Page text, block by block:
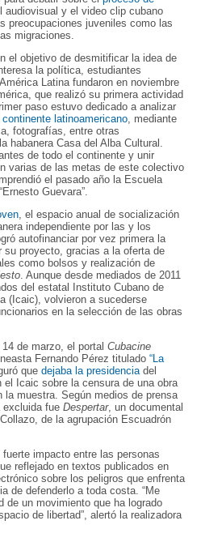
audiovisual y el video clip cubano
preocupaciones juveniles como las
migraciones.
el objetivo de desmitificar la idea de
la política, estudiantes
Latina fundaron en noviembre
que realizó su primera actividad
paso estuvo dedicado a analizar
latinoamericano , mediante
fotografías, entre otras
habanera Casa del Alba Cultural.
de todo el continente y unir
varias de las metas de este colectivo
el pasado año la Escuela
Guevara”.
, el espacio anual de socialización
independiente por las y los
autofinanciar por vez primera la
proyecto, gracias a la oferta de
como bolsos y realización de
. Aunque desde mediados de 2011
del estatal Instituto Cubano de
(Icaic), volvieron a sucederse
en la selección de las obras
14 de marzo, el portalCubacine
Fernando Pérez titulado“La
quedejaba la presidencia del
el Icaic sobre la censura de una obra
la muestra. Según medios de prensa
excluida fueDespertar, un documental
de la agrupación Escuadrón
impacto entre las personas
reflejado en textos publicados en
sobre los peligros que enfrenta
de defenderlo a toda costa. “Me
de un movimiento que ha logrado
de libertad”, alertó la realizadora